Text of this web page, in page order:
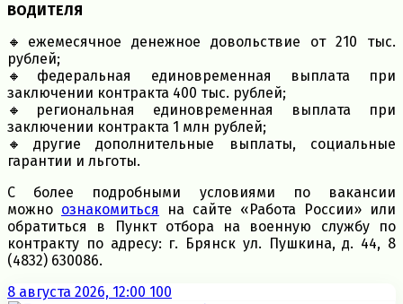
ВОДИТЕЛЯ
🔸ежемесячное денежное довольствие от 210 тыс.
рублей;
🔸федеральная единовременная выплата при
заключении контракта 400 тыс. рублей;
🔸региональная единовременная выплата при
заключении контракта 1 млн рублей;
🔸другие дополнительные выплаты, социальные
гарантии и льготы.
С более подробными условиями по вакансии
можно ознакомиться
на сайте «Работа России» или
обратиться в Пункт отбора на военную службу по
контракту по адресу: г. Брянск ул. Пушкина, д. 44, 8
(4832) 630086.
8 августа 2026, 12:00 100